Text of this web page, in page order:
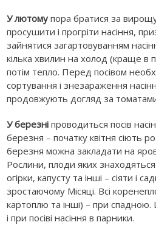
У лютому пора братися за
просушити і прогріти насіння,
зайнятися загартовуванням
кілька хвилин на холод (краще в
потім тепло. Перед посівом
сортування і знезараження
продовжують догляд за
У березні проводиться посів
березня – початку квітня сіють
березня можна закладати на
Рослини, плоди яких
огірки, капусту та інші – сіяти і
зростаючому Місяці. Всі
картоплю та інші) – при
і при посіві насіння в парники.